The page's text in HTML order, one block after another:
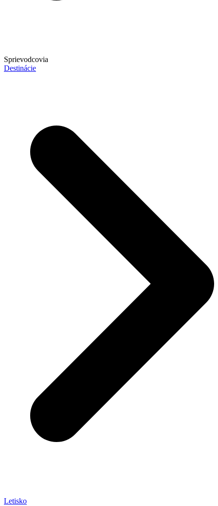
Sprievodcovia
Destinácie
Letisko